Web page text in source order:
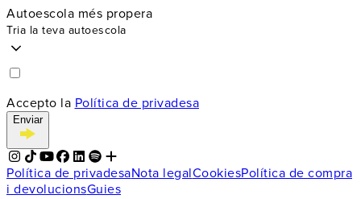
Autoescola més propera
Tria la teva autoescola
Accepto la Política de privadesa
Enviar
Política de privadesaNota legalCookiesPolítica de compra
i devolucionsGuies